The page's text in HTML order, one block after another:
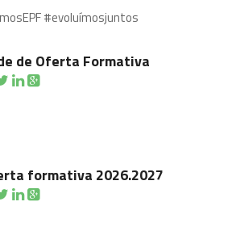
#evoluímosjuntos
de Oferta Formativa
formativa 2026.2027